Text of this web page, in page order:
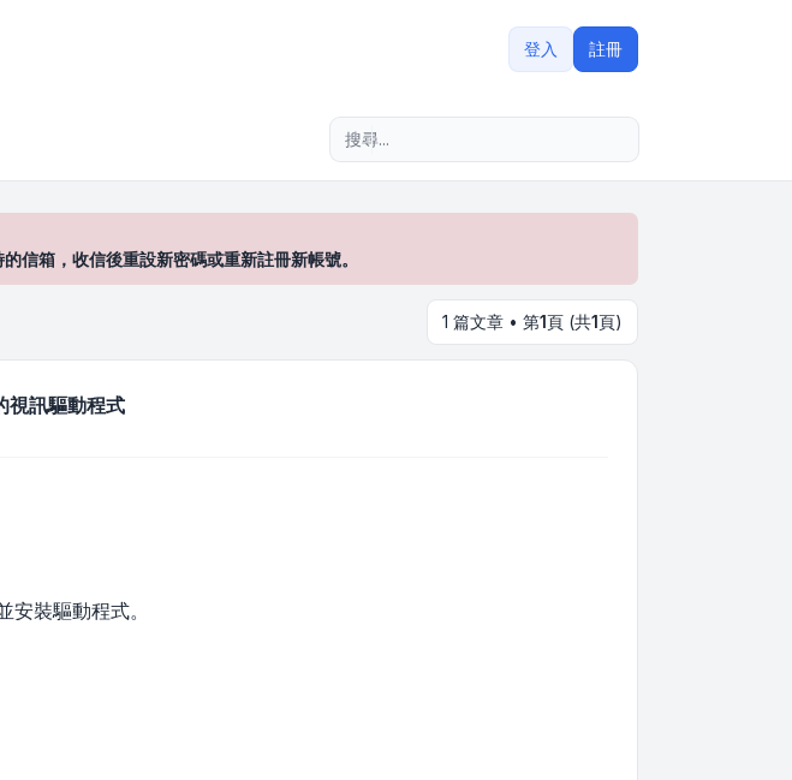
登入 註冊
箱，收信後重設新密碼或重新註冊新帳號。
1 篇文章 • 第1頁 (共1頁)
視訊驅動程式
裝驅動程式。